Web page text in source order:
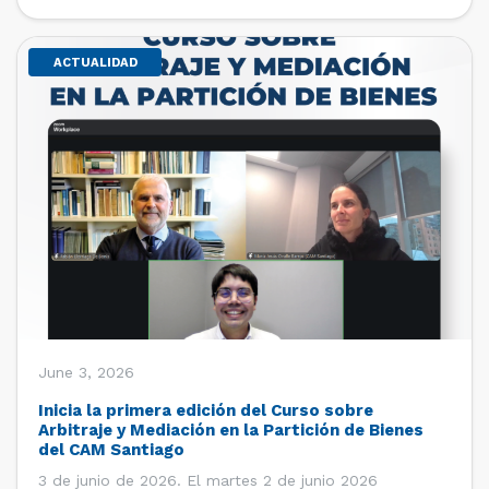
de estudiantes de […]
ACTUALIDAD
June 3, 2026
Inicia la primera edición del Curso sobre
Arbitraje y Mediación en la Partición de Bienes
del CAM Santiago
3 de junio de 2026. El martes 2 de junio 2026